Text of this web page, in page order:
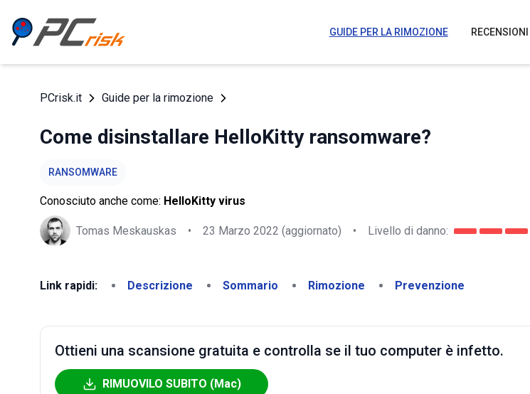
GUIDE PER LA RIMOZIONE RECENSIONI
PCrisk.it Guide per la rimozione
Come disinstallare HelloKitty ransomware?
RANSOMWARE
Conosciuto anche come: HelloKitty virus
Tomas Meskauskas • 23 Marzo 2022 (aggiornato) • Livello di danno:
Link rapidi: Descrizione Sommario Rimozione Prevenzione
Ottieni una scansione gratuita e controlla se il tuo computer è infetto.
RIMUOVILO SUBITO (Mac)